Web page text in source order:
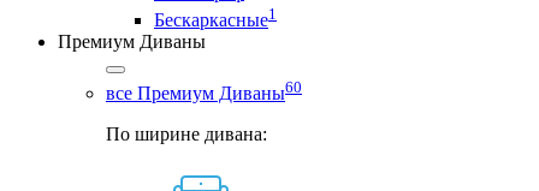
Бескаркасные1
Премиум Диваны
все Премиум Диваны60
По ширине дивана: